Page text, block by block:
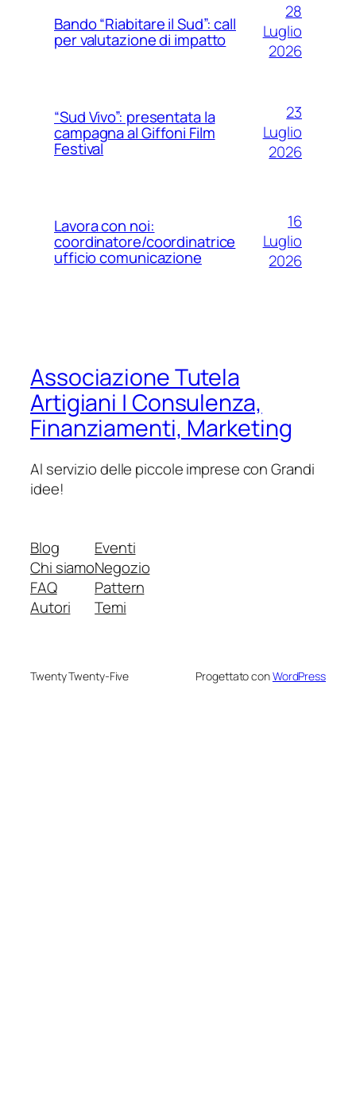
Bando “Riabitare il Sud”: call
per valutazione di impatto
28
Luglio
2026
“Sud Vivo”: presentata la
campagna al Giffoni Film
Festival
23
Luglio
2026
Lavora con noi:
coordinatore/coordinatrice
ufficio comunicazione
16
Luglio
2026
Associazione Tutela
Artigiani | Consulenza,
Finanziamenti, Marketing
Al servizio delle piccole imprese con Grandi
idee!
Blog
Chi siamo
FAQ
Autori
Eventi
Negozio
Pattern
Temi
Twenty Twenty-Five Progettato conWordPress